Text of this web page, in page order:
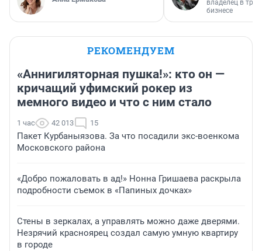
владелец в
бизнесе
РЕКОМЕНДУЕМ
«Аннигиляторная пушка!»: кто он —
кричащий уфимский рокер из
мемного видео и что с ним стало
1 час 42 013 15
Пакет Курбаныязова. За что посадили экс-военкома
Московского района
«Добро пожаловать в ад!» Нонна Гришаева раскрыла
подробности съемок в «Папиных дочках»
Стены в зеркалах, а управлять можно даже дверями.
Незрячий красноярец создал самую умную квартиру
в городе